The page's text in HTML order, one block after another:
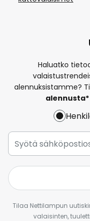
Haluatko
alennuksistamme?
alennusta*
Tilaa Nettilampun
valaisinten,